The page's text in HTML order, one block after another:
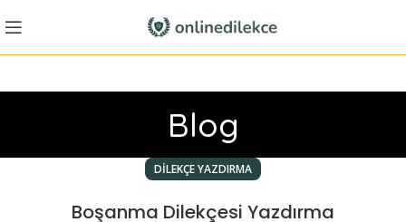
Blog
DILEKÇE YAZDIRMA
Boşanma Dilekçesi Yazdırma